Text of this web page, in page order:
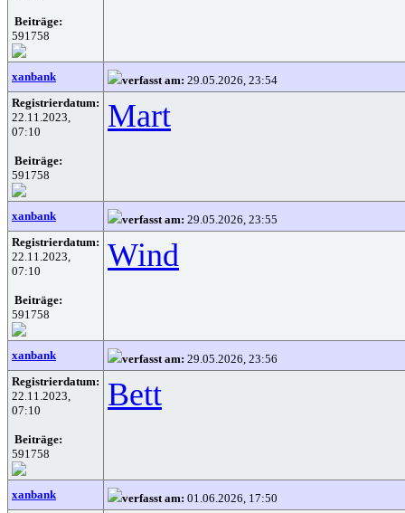
Beiträge:
591758
xanbank verfasst am: 29.05.2026, 23:54
Registrierdatum:
22.11.2023,
07:10
Beiträge:
591758
Mart
xanbank verfasst am: 29.05.2026, 23:55
Registrierdatum:
22.11.2023,
07:10
Beiträge:
591758
Wind
xanbank verfasst am: 29.05.2026, 23:56
Registrierdatum:
22.11.2023,
07:10
Beiträge:
591758
Bett
xanbank verfasst am: 01.06.2026, 17:50